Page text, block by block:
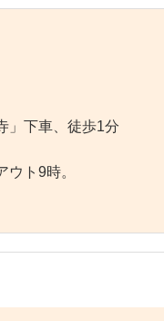
」下車、徒歩1分
ト9時。